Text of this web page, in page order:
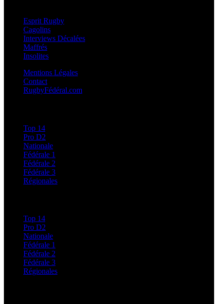
Esprit Rugby
Cagolins
Interviews Décalées
Maffrés
Insolites
Mentions Légales
Contact
RugbyFédéral.com
Top 14
Pro D2
Nationale
Fédérale 1
Fédérale 2
Fédérale 3
Régionales
Top 14
Pro D2
Nationale
Fédérale 1
Fédérale 2
Fédérale 3
Régionales